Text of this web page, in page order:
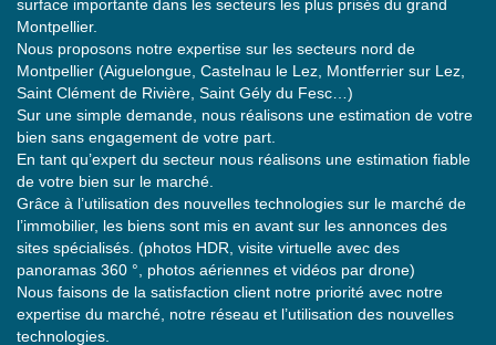
surface importante dans les secteurs les plus prisés du grand
Montpellier.
Nous proposons notre expertise sur les secteurs nord de
Montpellier (Aiguelongue, Castelnau le Lez, Montferrier sur Lez,
Saint Clément de Rivière, Saint Gély du Fesc…)
Sur une simple demande, nous réalisons une estimation de votre
bien sans engagement de votre part.
En tant qu’expert du secteur nous réalisons une estimation fiable
de votre bien sur le marché.
Grâce à l’utilisation des nouvelles technologies sur le marché de
l’immobilier, les biens sont mis en avant sur les annonces des
sites spécialisés. (photos HDR, visite virtuelle avec des
panoramas 360 °, photos aériennes et vidéos par drone)
Nous faisons de la satisfaction client notre priorité avec notre
expertise du marché, notre réseau et l’utilisation des nouvelles
technologies.